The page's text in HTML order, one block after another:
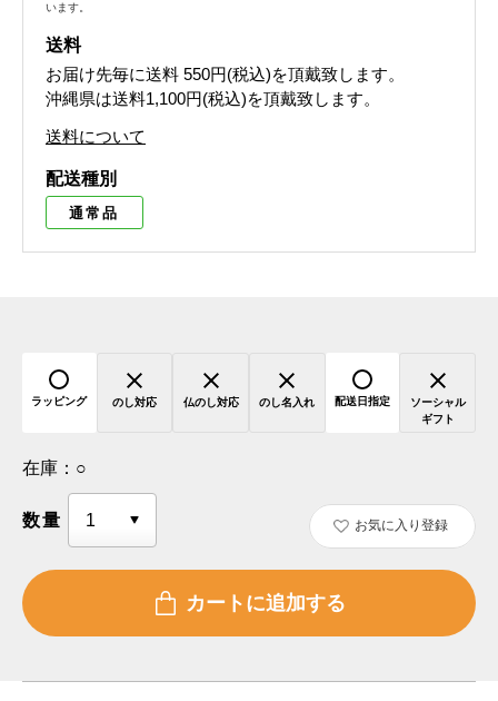
います。
送料
お届け先毎に送料 550円(税込)を頂戴致します。
沖縄県は送料1,100円(税込)を頂戴致します。
送料について
配送種別
通常品
ラッピング のし対応 仏のし対応 のし名入れ 配送日指定
ソーシャル
ギフト
在庫： ○
数量 お気に入り登録